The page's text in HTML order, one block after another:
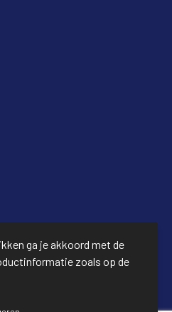
ga je akkoord met de
zoals op de